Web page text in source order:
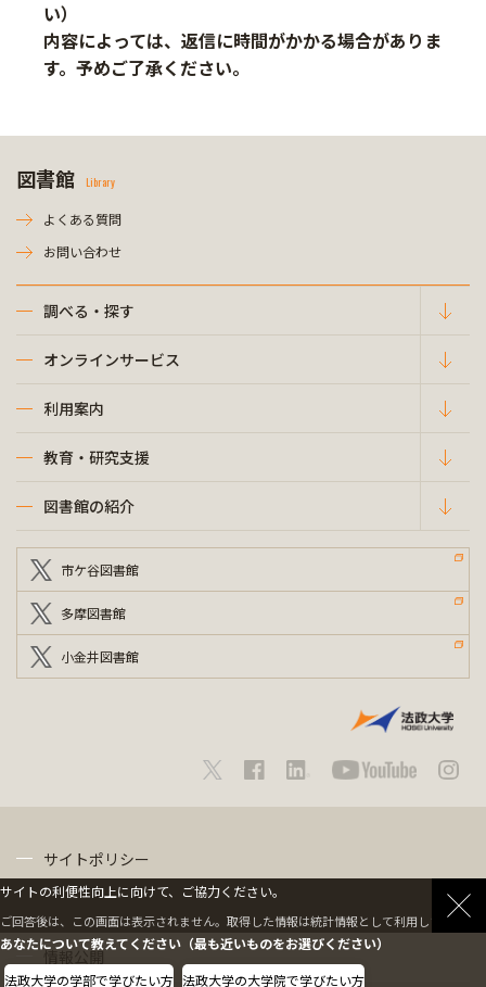
い）
内容によっては、返信に時間がかかる場合がありま
す。予めご了承ください。
図書館 Library
よくある質問
お問い合わせ
調べる・探す
オンラインサービス
利用案内
教育・研究支援
図書館の紹介
市ケ谷図書館
多摩図書館
小金井図書館
サイトポリシー
情報公開
サイトの利便性向上に向けて、ご協力ください。
ご回答後は、この画面は表示されません。取得した情報は統計情報として利用します。
あなたについて教えてください（最も近いものをお選びください）
法政大学の学部で学びたい方 法政大学の大学院で学びたい方